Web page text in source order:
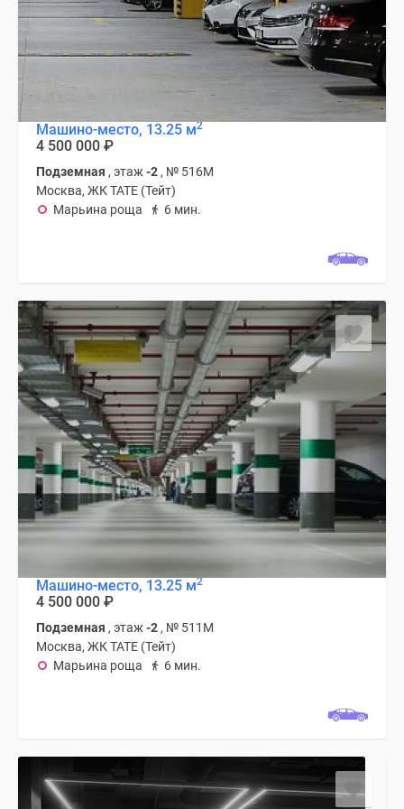
Новости
недвижимости
Мнение
эксперта
Аналитика
рынка
Покупателю
Экспертиза
новостроек
Эксперты
Контакты
Реклама
сайте
Дзен
Машино-
места
Апартаменты
#траншевая
ипотека
ИТ-
ипотека
Квартиры
скидками
новостроек
Субсидированная
Машино-место, 13.25 м2
4 500 000 ₽
Подземная , этаж -2 , № 516М
Москва, ЖК TATE (Тейт)
Марьина роща
6 мин.
Машино-место, 13.25 м2
4 500 000 ₽
Подземная , этаж -2 , № 511М
Москва, ЖК TATE (Тейт)
Марьина роща
6 мин.